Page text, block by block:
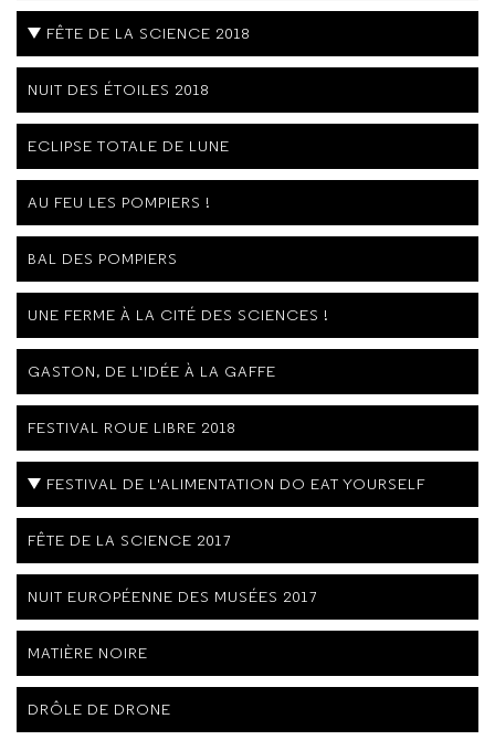
FÊTE DE LA SCIENCE 2018
NUIT DES ÉTOILES 2018
ECLIPSE TOTALE DE LUNE
AU FEU LES POMPIERS !
BAL DES POMPIERS
UNE FERME À LA CITÉ DES SCIENCES !
GASTON, DE L'IDÉE À LA GAFFE
FESTIVAL ROUE LIBRE 2018
FESTIVAL DE L'ALIMENTATION DO EAT YOURSELF
FÊTE DE LA SCIENCE 2017
NUIT EUROPÉENNE DES MUSÉES 2017
MATIÈRE NOIRE
DRÔLE DE DRONE